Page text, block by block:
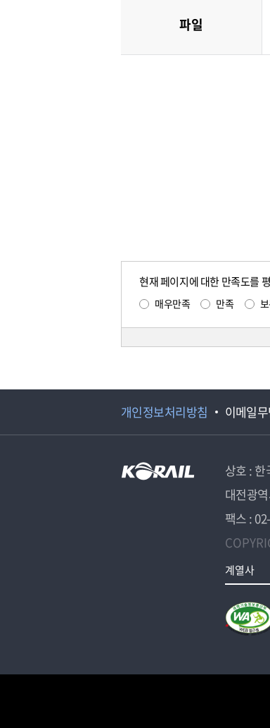
파일
현재 페이지에 대한 만족도를
매우만족 만족
개인정보처리방침 이메일
상호 :
대전광
팩스 :
계열사